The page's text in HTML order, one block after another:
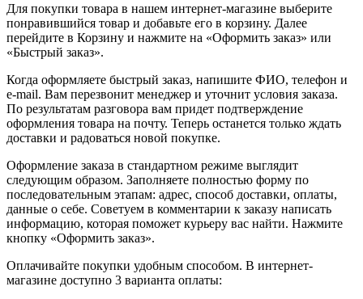
Для покупки товара в нашем интернет-магазине выберите
понравившийся товар и добавьте его в корзину. Далее
перейдите в Корзину и нажмите на «Оформить заказ» или
«Быстрый заказ».
Когда оформляете быстрый заказ, напишите ФИО, телефон и
e-mail. Вам перезвонит менеджер и уточнит условия заказа.
По результатам разговора вам придет подтверждение
оформления товара на почту. Теперь останется только ждать
доставки и радоваться новой покупке.
Оформление заказа в стандартном режиме выглядит
следующим образом. Заполняете полностью форму по
последовательным этапам: адрес, способ доставки, оплаты,
данные о себе. Советуем в комментарии к заказу написать
информацию, которая поможет курьеру вас найти. Нажмите
кнопку «Оформить заказ».
Оплачивайте покупки удобным способом. В интернет-
магазине доступно 3 варианта оплаты: